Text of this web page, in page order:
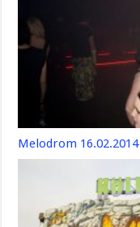
Melodrom 16.02.2014